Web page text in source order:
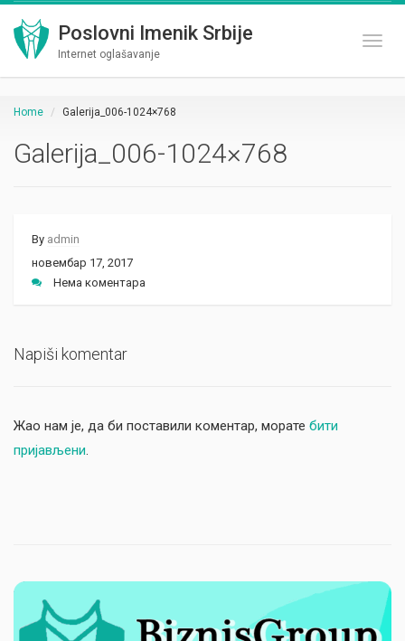
Poslovni Imenik Srbije
Internet oglašavanje
Home Galerija_006-1024×768
Galerija_006-1024×768
By admin
новембар 17, 2017
Нема коментара
Napiši komentar
Жао нам је, да би поставили коментар, морате бити
пријављени.